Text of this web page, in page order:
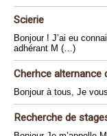
Scierie
Bonjour ! J’ai eu
adhérant M (…)
Cherhce alternance
Bonjour à tous, Je
Recherche de